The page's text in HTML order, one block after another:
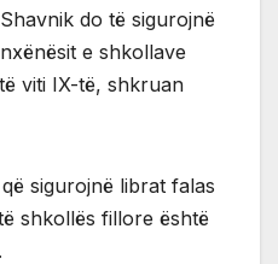
do të sigurojnë
e shkollave
viti IX-të, shkruan
sigurojnë librat falas
shkollës fillore është